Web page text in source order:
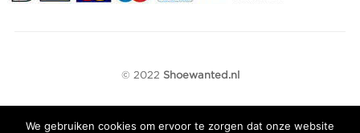
© 2022 Shoewanted.nl
We gebruiken cookies om ervoor te zorgen dat onze website